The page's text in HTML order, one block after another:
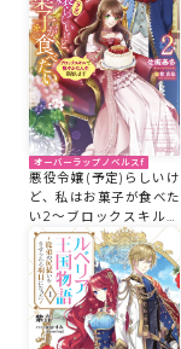
オーバーラップノベルスf
悪役令嬢(予定)らしいけ
ど、私はお菓子が食べた
い2～ブロックスキルで
穏やかな人生目指します
～